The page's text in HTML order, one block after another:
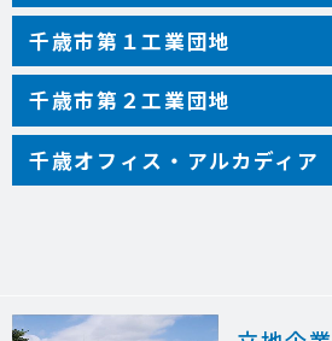
千歳市第１工業団地
千歳市第２工業団地
千歳オフィス・アルカディア